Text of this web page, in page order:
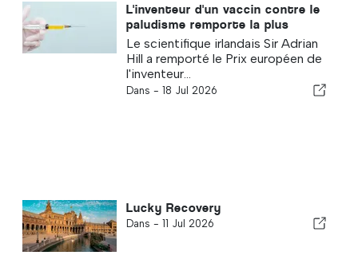
L'inventeur d'un vaccin contre le
paludisme remporte la plus
haute distinction
Le scientifique irlandais Sir Adrian
Hill a remporté le Prix européen de
l'inventeur...
Dans - 18 Jul 2026
Lucky Recovery
Dans - 11 Jul 2026